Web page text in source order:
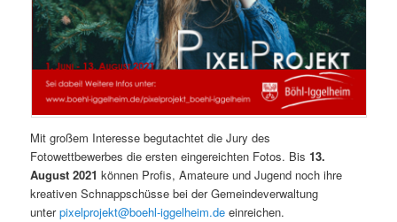
Mit großem Interesse begutachtet die Jury des
Fotowettbewerbes die ersten eingereichten Fotos. Bis13.
August 2021 können Profis, Amateure und Jugend noch ihre
kreativen Schnappschüsse bei der Gemeindeverwaltung
unterpixelprojekt@boehl-iggelheim.de einreichen.